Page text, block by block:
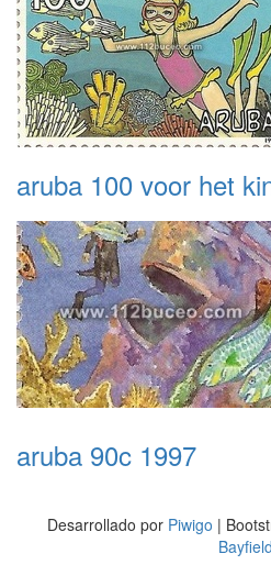
aruba 100 voor het
aruba 90c 1997
Desarrollado por Piwigo |
Bayfield